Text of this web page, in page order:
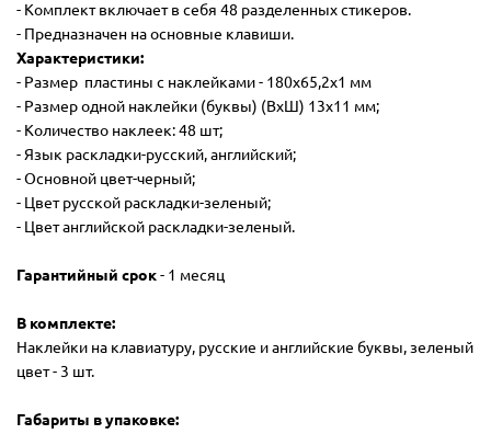
- Комплект включает в себя 48 разделенных стикеров.
- Предназначен на основные клавиши.
Характеристики:
- Размер пластины с наклейками - 180х65,2х1 мм
- Размер одной наклейки (буквы) (ВхШ) 13х11 мм;
- Количество наклеек: 48 шт;
- Язык раскладки-русский, английский;
- Основной цвет-черный;
- Цвет русской раскладки-зеленый;
- Цвет английской раскладки-зеленый.
Гарантийный срок- 1 месяц
В комплекте:
Наклейки на клавиатуру, русские и английские буквы, зеленый
цвет - 3 шт.
Габариты в упаковке: